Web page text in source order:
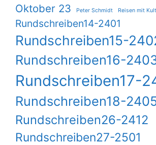
Oktober 23 Peter Schmidt Reisen mit
Rundschreiben14-2401
Rundschreiben15-
Rundschreiben16-
Rundschreiben17-
Rundschreiben18-
Rundschreiben26-2412
Rundschreiben27-2501